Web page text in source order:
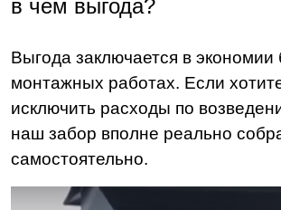
в чем выгода?
Выгода заключается в
монтажных работах. Если
исключить расходы по
наш забор вполне реально
самостоятельно.